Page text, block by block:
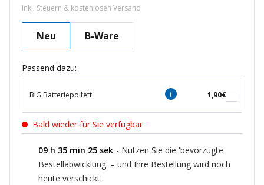
Inkl. Steuern & kostenlosen Versand
Neu B-Ware
Passend dazu:
BIG Batteriepolfett 1,90€
Bald wieder für Sie verfügbar
09 h 35 min 25 sek - Nutzen Sie die 'bevorzugte
Bestellabwicklung' – und Ihre Bestellung wird noch
heute verschickt.